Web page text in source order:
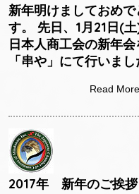
新年明けましておめで
す。 先日、1月21日(
日本人商工会の新年
「串や」にて行いまし
Read More
2017年 新年のご挨拶